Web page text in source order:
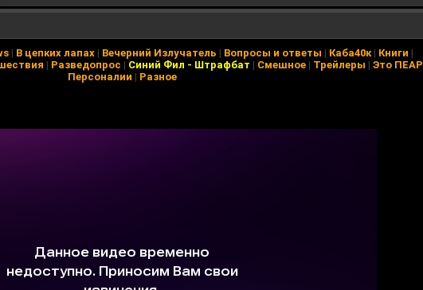
| В цепких лапах | Вечерний Излучатель | Вопросы и ответы | Каба40к| Книги |
| Разведопрос | Синий Фил - Штрафбат | Смешное | Трейлеры | Это ПЕАР
Персоналии | Разное